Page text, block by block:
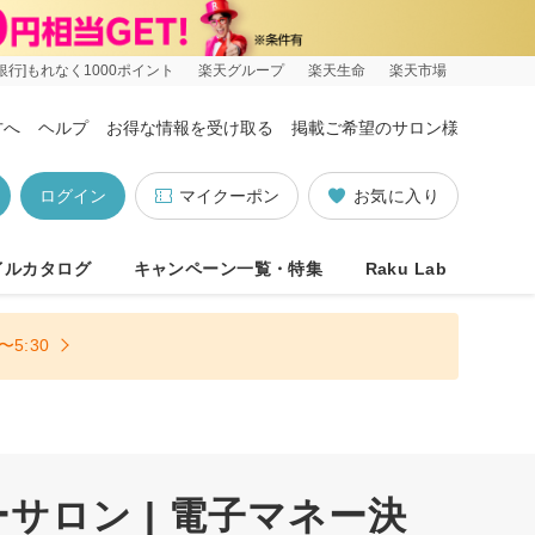
行]もれなく1000ポイント 楽天グループ 楽天生命 楽天市場
へ ヘルプ お得な情報を受け取る 掲載ご希望のサロン様
お気に入り
マイクーポン
ログイン
ルカタログ キャンペーン一覧・特集 Raku Lab
5:30
ロン | 電子マネー決